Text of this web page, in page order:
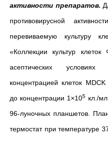
активности препаратов.
противовирусной
перевиваемую культуру
«Коллекции культур
асептических
концентрацией клеток
до концентрации 1×105 кл./
96-луночных планшетов.
термостат при температуре